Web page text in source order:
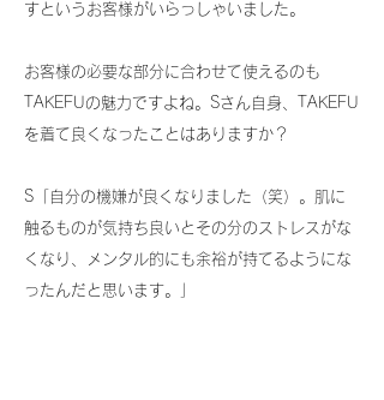
すというお客様がいらっしゃいました。
お客様の必要な部分に合わせて使えるのも
TAKEFUの魅力ですよね。Sさん自身、TAKEFU
を着て良くなったことはありますか？
S「自分の機嫌が良くなりました（笑）。肌に
触るものが気持ち良いとその分のストレスがな
くなり、メンタル的にも余裕が持てるようにな
ったんだと思います。」